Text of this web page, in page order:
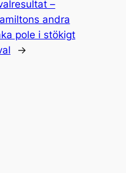
–
andra
pole i stökigt
→